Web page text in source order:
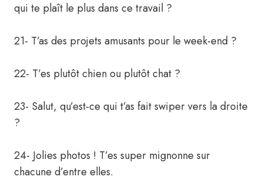
qui te plaît le plus dans ce travail ?
21- T’as des projets amusants pour le week-end ?
22- T’es plutôt chien ou plutôt chat ?
23- Salut, qu’est-ce qui t’as fait swiper vers la droite
?
24- Jolies photos ! T’es super mignonne sur
chacune d’entre elles.